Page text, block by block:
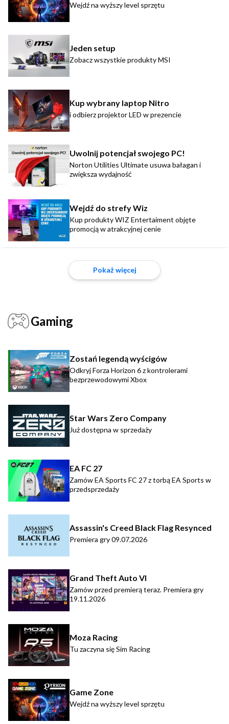
Wejdź na wyższy level sprzętu
Jeden setup
Zobacz wszystkie produkty MSI
Kup wybrany laptop Nitro
i odbierz projektor LED w prezencie
Uwolnij potencjał swojego PC!
Norton Utilities Ultimate usuwa bałagan i
zwiększa wydajność
Wejdź do strefy Wiz
Kup produkty WIZ Entertaiment objęte
promocją w atrakcyjnej cenie
Pokaż więcej
Gaming
Zostań legendą wyścigów
Odkryj Forza Horizon 6 z kontrolerami
bezprzewodowymi Xbox
Star Wars Zero Company
Już dostępna w sprzedaży
EA FC 27
Zamów EA Sports FC 27 z torbą EA Sports w
przedsprzedaży
Assassin's Creed Black Flag Resynced
Premiera gry 09.07.2026
Grand Theft Auto VI
Zamów przed premierą teraz. Premiera gry
19.11.2026
Moza Racing
Tu zaczyna się Sim Racing
Game Zone
Wejdź na wyższy level sprzętu